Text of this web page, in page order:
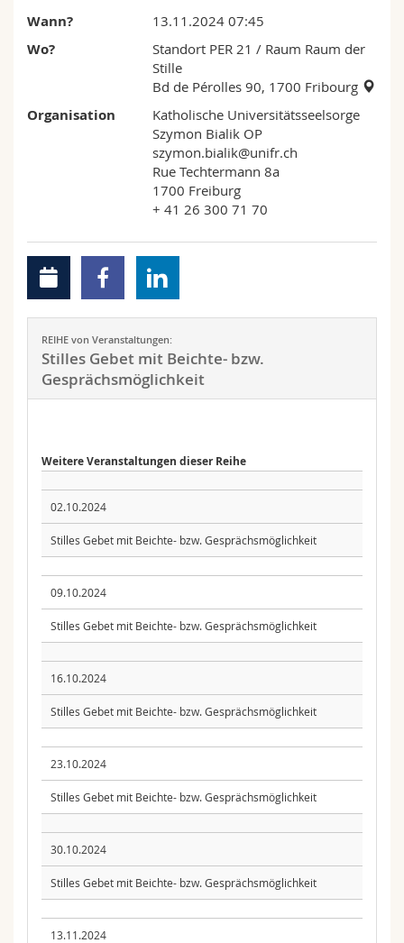
Mitarbeitende
Webmail
Vorlesungsverzeichnis
MyUnifr
Wann? 13.11.2024 07:45
Wo? Standort PER 21 / Raum Raum der
Stille
Bd de Pérolles 90, 1700 Fribourg
Organisation
Katholische Universitätsseelsorge
Szymon Bialik OP
szymon.bialik@unifr.ch
Rue Techtermann 8a
1700 Freiburg
+ 41 26 300 71 70
REIHE von Veranstaltungen:
Stilles Gebet mit Beichte- bzw.
Gesprächsmöglichkeit
Weitere Veranstaltungen dieser Reihe
02.10.2024
Stilles Gebet mit Beichte- bzw. Gesprächsmöglichkeit
09.10.2024
Stilles Gebet mit Beichte- bzw. Gesprächsmöglichkeit
16.10.2024
Stilles Gebet mit Beichte- bzw. Gesprächsmöglichkeit
23.10.2024
Stilles Gebet mit Beichte- bzw. Gesprächsmöglichkeit
30.10.2024
Stilles Gebet mit Beichte- bzw. Gesprächsmöglichkeit
13.11.2024